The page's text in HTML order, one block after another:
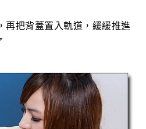
把背蓋置入軌道，緩緩推進